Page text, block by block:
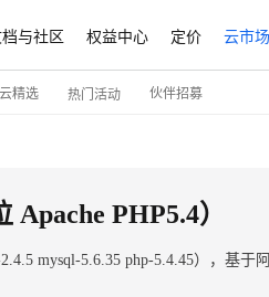
与社区 权益中心 定价 云市场
精选 热门活动 伙伴招募
PHP5.4）
mysql-5.6.35 php-5.4.45），基